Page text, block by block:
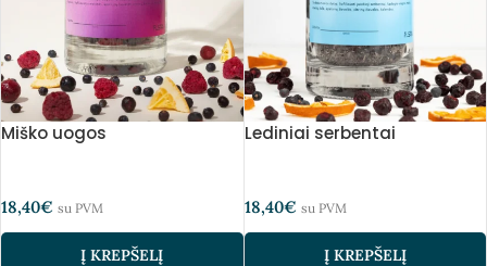
Miško uogos
18,40€ su PVM
Į KREPŠELĮ
Lediniai serbentai
18,40€ su PVM
Į KREPŠELĮ